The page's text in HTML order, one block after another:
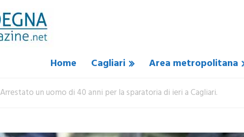
Home Cagliari Area metropolitana
Arrestato un uomo di 40 anni per la sparatoria di ieri a Cagliari.